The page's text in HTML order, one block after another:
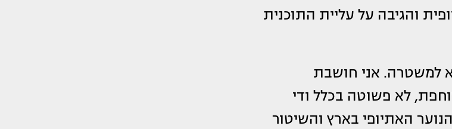
והגיבה על עליית התוכנית
למשטרה. אני חושבת
לא פשוטה בכלל ודי
האתיופי בארץ והשיטור